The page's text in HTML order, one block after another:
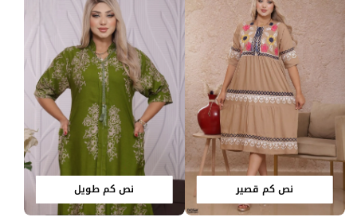
نص كم قصير نص كم طويل